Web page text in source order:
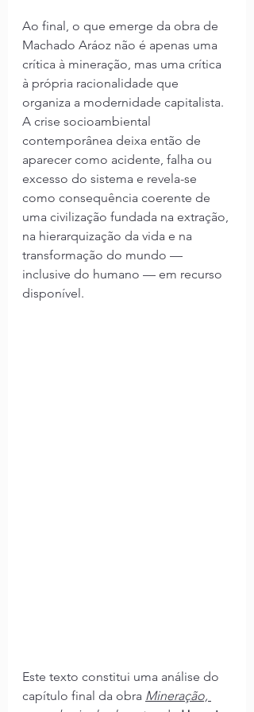
Ao final, o que emerge da obra de
Machado Aráoz não é apenas uma
crítica à mineração, mas uma crítica
à própria racionalidade que
organiza a modernidade capitalista.
A crise socioambiental
contemporânea deixa então de
aparecer como acidente, falha ou
excesso do sistema e revela-se
como consequência coerente de
uma civilização fundada na extração,
na hierarquização da vida e na
transformação do mundo —
inclusive do humano — em recurso
disponível.
Este texto constitui uma análise do
capítulo final da obra Mineração,